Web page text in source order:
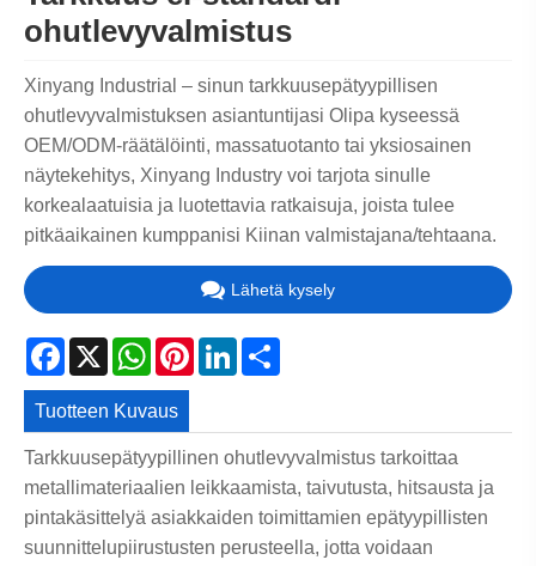
ohutlevyvalmistus
Xinyang Industrial – sinun tarkkuusepätyypillisen
ohutlevyvalmistuksen asiantuntijasi Olipa kyseessä
OEM/ODM-räätälöinti, massatuotanto tai yksiosainen
näytekehitys, Xinyang Industry voi tarjota sinulle
korkealaatuisia ja luotettavia ratkaisuja, joista tulee
pitkäaikainen kumppanisi Kiinan valmistajana/tehtaana.
Lähetä kysely
Facebook
X WhatsApp
PinterestLinkedIn
Tuotteen Kuvaus
Tarkkuusepätyypillinen ohutlevyvalmistus tarkoittaa
metallimateriaalien leikkaamista, taivutusta, hitsausta ja
pintakäsittelyä asiakkaiden toimittamien epätyypillisten
suunnittelupiirustusten perusteella, jotta voidaan